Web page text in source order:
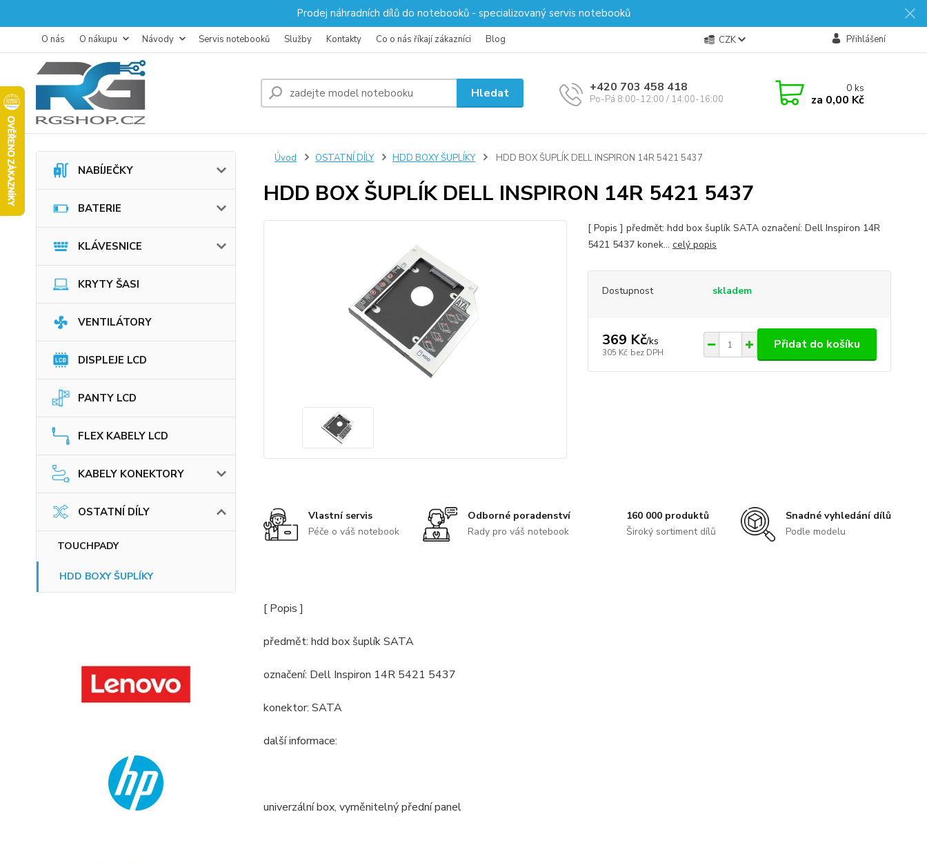
Prodej náhradních dílů do notebooků - specializovaný servis notebooků
O nás O nákupu Návody Servis notebooků Služby Kontakty Co o nás říkají zákazníci Blog CZK Přihlášení
Hledat +420 703 458 418
Po-Pá 8:00-12:00 / 14:00-16:00
0ks
za 0,00 Kč
NABÍJEČKY
BATERIE
KLÁVESNICE
KRYTY ŠASI
VENTILÁTORY
DISPLEJE LCD
PANTY LCD
FLEX KABELY LCD
KABELY KONEKTORY
OSTATNÍ DÍLY
TOUCHPADY
HDD BOXY ŠUPLÍKY
Úvod OSTATNÍ DÍLY HDD BOXY ŠUPLÍKY HDD BOX ŠUPLÍK DELL INSPIRON 14R 5421 5437
HDD BOX ŠUPLÍK DELL INSPIRON 14R 5421 5437
[ Popis ] předmět: hdd box šuplík SATA označení: Dell Inspiron 14R
5421 5437 konek... celý popis
Dostupnost skladem
369 Kč/ks
305 Kč bez DPH
Přidat do košíku
Vlastní servis
Péče o váš notebook
Odborné poradenství
Rady pro váš notebook
160 000 produktů
Široký sortiment dílů
Snadné vyhledání dílů
Podle modelu
[ Popis ]
předmět: hdd box šuplík SATA
označení: Dell Inspiron 14R 5421 5437
konektor: SATA
další informace:
univerzální box, vyměnitelný přední panel